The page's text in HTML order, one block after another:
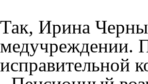
Так, Ирина
медучреждении.
исправительной